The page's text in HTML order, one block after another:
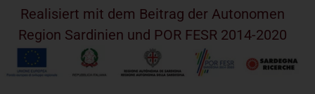
Realisiert mit dem Beitrag der Autonomen
Region Sardinien und POR FESR 2014-2020